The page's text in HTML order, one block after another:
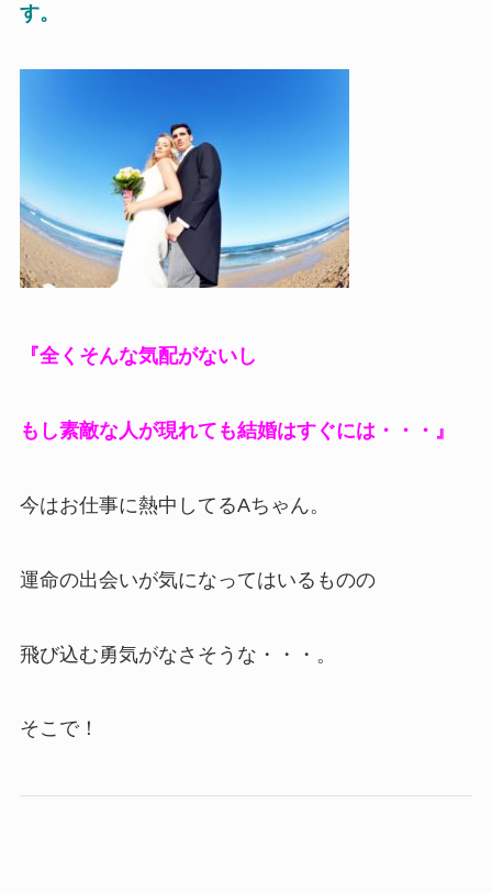
す。
『全くそんな気配がないし
もし素敵な人が現れても結婚はすぐには・・・』
今はお仕事に熱中してるAちゃん。
運命の出会いが気になってはいるものの
飛び込む勇気がなさそうな・・・。
そこで！